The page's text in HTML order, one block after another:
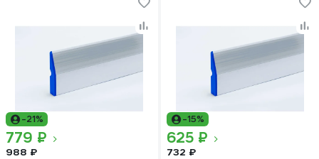
-21%
779 ₽
988 ₽
-15%
625 ₽
732 ₽